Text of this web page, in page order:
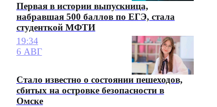
Первая в истории выпускница,
набравшая 500 баллов по ЕГЭ, стала
студенткой МФТИ
19:34
6 АВГ
Стало известно о состоянии пешеходов,
сбитых на островке безопасности в
Омске